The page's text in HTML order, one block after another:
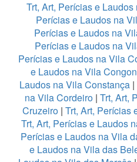
Trt, Art, Perícias e
Perícias e Laudos na
Perícias e Laudos na
Perícias e Laudos na
Perícias e Laudos na Vila
e Laudos na Vila
Laudos na Vila Constança |
na Vila Cordeiro | Trt, Art,
Cruzeiro | Trt, Art, Perícias
Trt, Art, Perícias e Laudos
Perícias e Laudos na Vila
e Laudos na Vila das